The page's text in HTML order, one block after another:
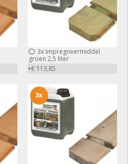
3xImpregneermiddel
groen 2,5 liter
+€ 113,85
3x